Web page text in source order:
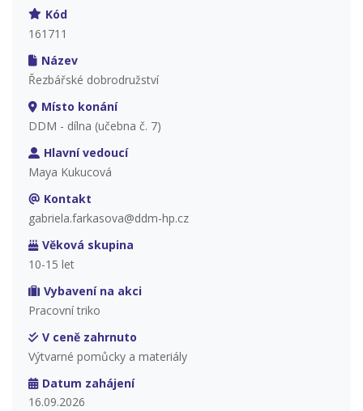
Kód
161711
Název
Řezbářské dobrodružství
Místo konání
DDM - dílna (učebna č. 7)
Hlavní vedoucí
Maya Kukucová
Kontakt
gabriela.farkasova@ddm-hp.cz
Věková skupina
10-15 let
Vybavení na akci
Pracovní triko
V ceně zahrnuto
Výtvarné pomůcky a materiály
Datum zahájení
16.09.2026